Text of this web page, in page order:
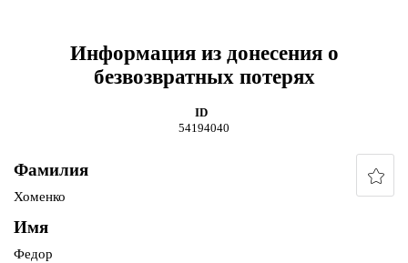
Информация из донесения о
безвозвратных потерях
ID
54194040
Фамилия
Хоменко
Имя
Федор